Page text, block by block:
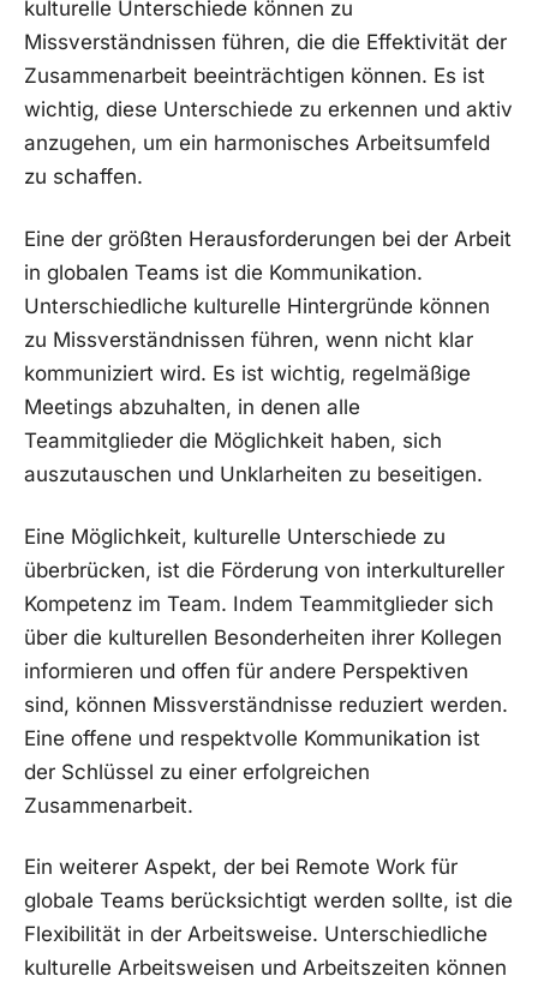
kulturelle Unterschiede können ​zu
Missverständnissen führen, die⁢ die Effektivität der
Zusammenarbeit beeinträchtigen können. Es ist
wichtig, diese Unterschiede ​zu erkennen​ und ​aktiv
​anzugehen, um ein ‌harmonisches Arbeitsumfeld
zu schaffen.
Eine der größten Herausforderungen bei der Arbeit
in​ globalen⁣ Teams ist die⁤ Kommunikation.
Unterschiedliche kulturelle Hintergründe können‍
zu Missverständnissen führen, ‌wenn nicht⁤ klar
kommuniziert wird. Es ist ⁤wichtig,‌ regelmäßige
Meetings abzuhalten, in denen⁣ alle
Teammitglieder ⁣die Möglichkeit⁢ haben, sich
auszutauschen und⁤ Unklarheiten zu ⁤beseitigen.
Eine Möglichkeit, kulturelle ‌Unterschiede zu
überbrücken,⁣ ist die Förderung ‌von interkultureller
Kompetenz im Team. Indem Teammitglieder⁤ sich
über‍ die kulturellen ⁢Besonderheiten ⁤ihrer ⁤Kollegen
informieren und offen für andere ‌Perspektiven
sind, können Missverständnisse ⁢reduziert​ werden.⁢
Eine offene‌ und respektvolle Kommunikation ist
der ​Schlüssel zu einer erfolgreichen
Zusammenarbeit.
Ein⁢ weiterer ​Aspekt, der‌ bei⁣ Remote Work für
globale Teams ​berücksichtigt werden sollte,⁢ ist ⁣die‌
Flexibilität in der Arbeitsweise.‌ Unterschiedliche
kulturelle ⁣Arbeitsweisen und Arbeitszeiten können